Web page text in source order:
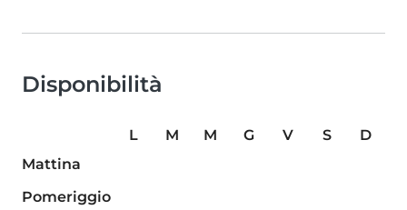
Disponibilità
L M M G V S
D
Mattina
Pomeriggio